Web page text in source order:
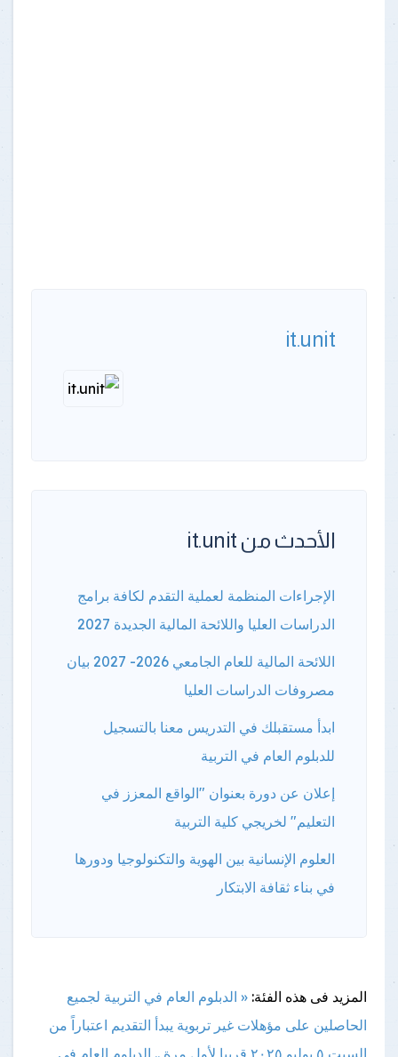
it.unit
الأحدث من it.unit
الإجراءات المنظمة لعملية التقدم لكافة برامج
الدراسات العليا واللائحة المالية الجديدة 2027
اللائحة المالية للعام الجامعي 2026- 2027 بيان
مصروفات الدراسات العليا
ابدأ مستقبلك في التدريس معنا بالتسجيل
للدبلوم العام في التربية
إعلان عن دورة بعنوان "الواقع المعزز في
التعليم" لخريجي كلية التربية
العلوم الإنسانية بين الهوية والتكنولوجيا ودورها
في بناء ثقافة الابتكار
المزيد فى هذه الفئة: « الدبلوم العام في التربية لجميع
الحاصلين على مؤهلات غير تربوية يبدأ التقديم اعتباراً من
السبت ٥ يوليو ٢٠٢٥
قريبا لأول مرة .. الدبلوم العام في